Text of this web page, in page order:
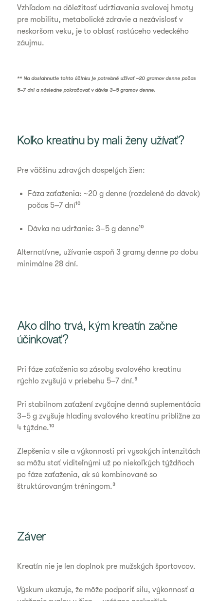
Vzhľadom na dôležitosť udržiavania svalovej hmoty
pre mobilitu, metabolické zdravie a nezávislosť v
neskoršom veku, je to oblasť rastúceho vedeckého
záujmu.
** Na dosiahnutie tohto účinku je potrebné užívať ~20 gramov denne počas
5–7 dní a následne pokračovať v dávke 3–5 gramov denne.
Koľko kreatínu by mali ženy užívať?
Pre väčšinu zdravých dospelých žien:
Fáza zaťaženia: ~20 g denne (rozdelené do dávok)
počas 5–7 dní¹⁰
Dávka na udržanie: 3–5 g denne¹⁰
Alternatívne, užívanie aspoň 3 gramy denne po dobu
minimálne 28 dní.
Ako dlho trvá, kým kreatín začne
účinkovať?
Pri fáze zaťaženia sa zásoby svalového kreatínu
rýchlo zvyšujú v priebehu 5–7 dní.⁵
Pri stabilnom zaťažení zvyčajne denná suplementácia
3–5 g zvyšuje hladiny svalového kreatínu približne za
4 týždne.¹⁰
Zlepšenia v sile a výkonnosti pri vysokých intenzitách
sa môžu stať viditeľnými už po niekoľkých týždňoch
po fáze zaťaženia, ak sú kombinované so
štruktúrovaným tréningom.³
Záver
Kreatín nie je len doplnok pre mužských športovcov.
Výskum ukazuje, že môže podporiť silu, výkonnosť a